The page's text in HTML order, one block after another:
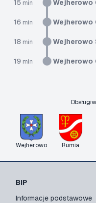
15 min Wejherowo
16 min Wejherowo
18 min Wejherowo
19 min Wejherowo
Wejherowo Rumia
BIP
Informacje podstawowe